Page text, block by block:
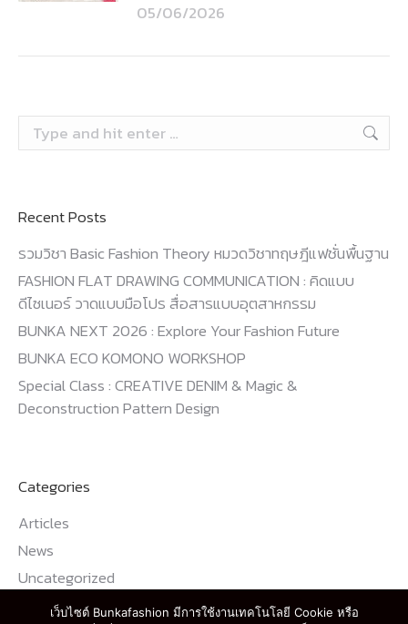
05/06/2026
Search:
Recent Posts
รวมวิชา Basic Fashion Theory หมวดวิชาทฤษฎีแฟชั่นพื้นฐาน
FASHION FLAT DRAWING COMMUNICATION : คิดแบบ
ดีไซเนอร์ วาดแบบมือโปร สื่อสารแบบอุตสาหกรรม
BUNKA NEXT 2026 : Explore Your Fashion Future
BUNKA ECO KOMONO WORKSHOP
Special Class : CREATIVE DENIM & Magic &
Deconstruction Pattern Design
Categories
Articles
News
Uncategorized
เว็บไซต์ Bunkafashion มีการใช้งานเทคโนโลยี Cookie หรือ